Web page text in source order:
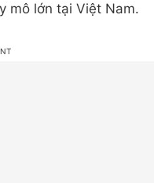
mô lớn tại Việt Nam.